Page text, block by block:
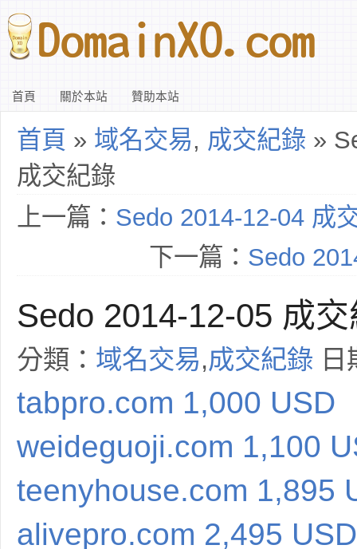
首頁 關於本站 贊助本站
首頁 » 域名交易, 成交紀錄 »
成交紀錄
上一篇： Sedo 2014-12-04 成
下一篇： Sedo
Sedo 2014-12-05 成
分類： 域名交易,成交紀錄
tabpro.com 1,000 USD
weideguoji.com 1,100
teenyhouse.com 1,895
alivepro.com 2,495 USD